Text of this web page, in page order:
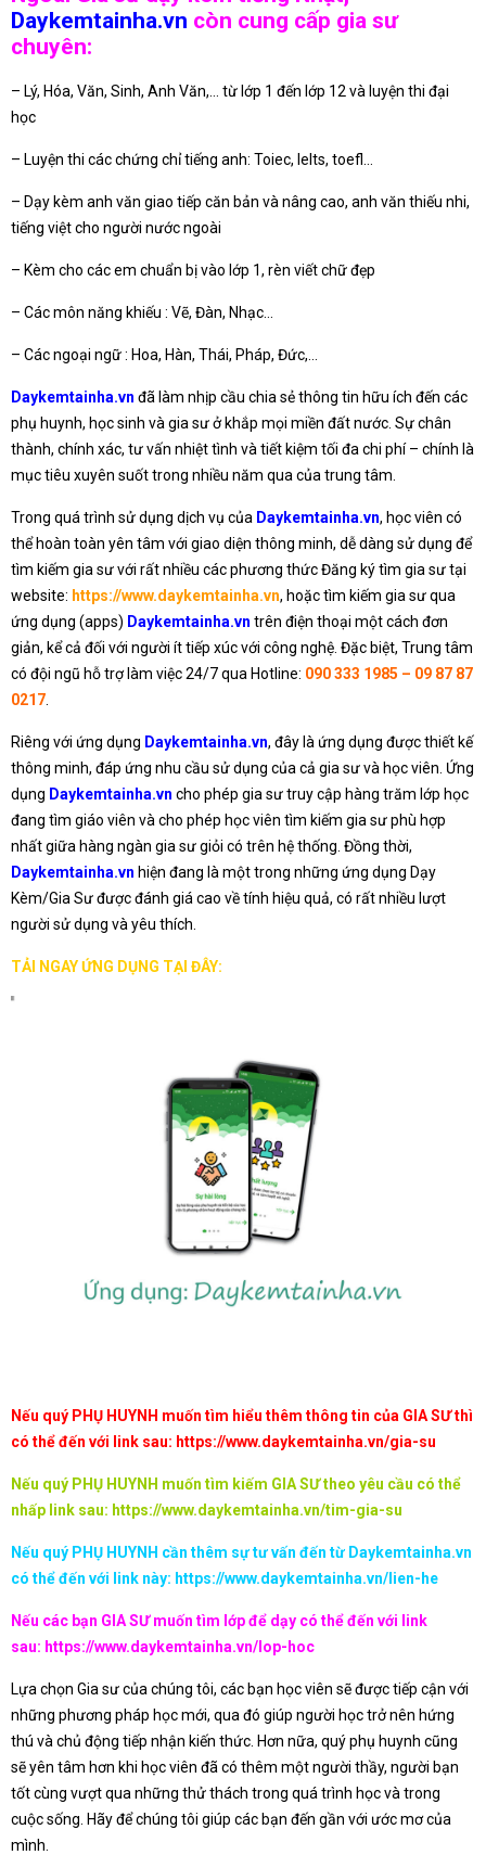
Daykemtainha.vn còn cung cấp gia sư
chuyên:
– Lý, Hóa, Văn, Sinh, Anh Văn,… từ lớp 1 đến lớp 12 và luyện thi đại
học
– Luyện thi các chứng chỉ tiếng anh: Toiec, Ielts, toefl…
– Dạy kèm anh văn giao tiếp căn bản và nâng cao, anh văn thiếu nhi,
tiếng việt cho người nước ngoài
– Kèm cho các em chuẩn bị vào lớp 1, rèn viết chữ đẹp
– Các môn năng khiếu : Vẽ, Đàn, Nhạc…
– Các ngoại ngữ : Hoa, Hàn, Thái, Pháp, Đức,…
Daykemtainha.vn đã làm nhịp cầu chia sẻ thông tin hữu ích đến các
phụ huynh, học sinh và gia sư ở khắp mọi miền đất nước. Sự chân
thành, chính xác, tư vấn nhiệt tình và tiết kiệm tối đa chi phí – chính là
mục tiêu xuyên suốt trong nhiều năm qua của trung tâm.
Trong quá trình sử dụng dịch vụ của Daykemtainha.vn, học viên có
thể hoàn toàn yên tâm với giao diện thông minh, dễ dàng sử dụng để
tìm kiếm gia sư với rất nhiều các phương thức Đăng ký tìm gia sư tại
website: https://www.daykemtainha.vn, hoặc tìm kiếm gia sư qua
ứng dụng (apps) Daykemtainha.vn trên điện thoại một cách đơn
giản, kể cả đối với người ít tiếp xúc với công nghệ. Đặc biệt, Trung tâm
có đội ngũ hỗ trợ làm việc 24/7 qua Hotline: 090 333 1985 – 09 87 87
0217
Riêng với ứng dụng Daykemtainha.vn, đây là ứng dụng được thiết kế
thông minh, đáp ứng nhu cầu sử dụng của cả gia sư và học viên. Ứng
dụng Daykemtainha.vn cho phép gia sư truy cập hàng trăm lớp học
đang tìm giáo viên và cho phép học viên tìm kiếm gia sư phù hợp
nhất giữa hàng ngàn gia sư giỏi có trên hệ thống. Đồng thời,
Daykemtainha.vn hiện đang là một trong những ứng dụng Dạy
Kèm/Gia Sư được đánh giá cao về tính hiệu quả, có rất nhiều lượt
người sử dụng và yêu thích.
TẢI NGAY ỨNG DỤNG TẠI ĐÂY:
Nếu quý PHỤ HUYNH muốn tìm hiểu thêm thông tin của GIA SƯ thì
có thể đến với link sau: https://www.daykemtainha.vn/gia-su
Nếu quý PHỤ HUYNH muốn tìm kiếm GIA SƯ theo yêu cầu có thể
nhấp link sau: https://www.daykemtainha.vn/tim-gia-su
Nếu quý PHỤ HUYNH cần thêm sự tư vấn đến từ Daykemtainha.vn
có thể đến với link này: https://www.daykemtainha.vn/lien-he
Nếu các bạn GIA SƯ muốn tìm lớp để dạy có thể đến với link
sau: https://www.daykemtainha.vn/lop-hoc
Lựa chọn Gia sư của chúng tôi, các bạn học viên sẽ được tiếp cận với
những phương pháp học mới, qua đó giúp người học trở nên hứng
thú và chủ động tiếp nhận kiến thức. Hơn nữa, quý phụ huynh cũng
sẽ yên tâm hơn khi học viên đã có thêm một người thầy, người bạn
tốt cùng vượt qua những thử thách trong quá trình học và trong
cuộc sống. Hãy để chúng tôi giúp các bạn đến gần với ước mơ của
mình.